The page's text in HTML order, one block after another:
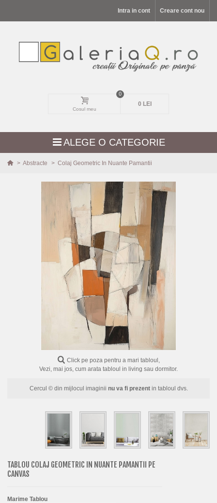
Intra in cont Creare cont nou
Cosul meu
0
0 LEI
ALEGE O CATEGORIE
> Abstracte > Colaj Geometric In Nuante Pamantii
Click pe poza pentru a mari tabloul,
Vezi, mai jos, cum arata tabloul in living sau dormitor.
Cercul © din mijlocul imaginii nu va fi prezentin tabloul dvs.
TABLOU COLAJ GEOMETRIC IN NUANTE PAMANTII PE
CANVAS
Marime Tablou